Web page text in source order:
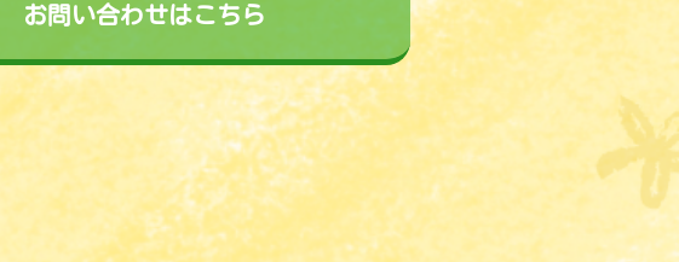
お問い合わせはこちら